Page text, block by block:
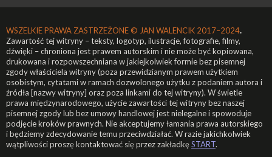
WSZELKIE PRAWA ZASTRZEŻONE © JAN WALENCIK 2017–2024.
Zawartość tej witryny – teksty, logotyp, ilustracje, fotografie, filmy,
dźwięki – chroniona jest prawem autorskim i nie może być kopiowana,
drukowana i rozpowszechniana w jakiejkolwiek formie bez pisemnej
zgody właściciela witryny (poza przewidzianym prawem użytkiem
osobistym, cytatami w ramach dozwolonego użytku z podaniem autora i
źródła [nazwy witryny] oraz poza linkami do tej witryny). W świetle
prawa międzynarodowego, użycie zawartości tej witryny bez naszej
pisemnej zgody lub bez umowy handlowej jest nielegalne i spowoduje
podjęcie kroków prawnych. Nie akceptujemy łamania prawa autorskiego
i będziemy zdecydowanie temu przeciwdziałać. W razie jakichkolwiek
wątpliwości proszę kontaktować się przez zakładkęSTART.